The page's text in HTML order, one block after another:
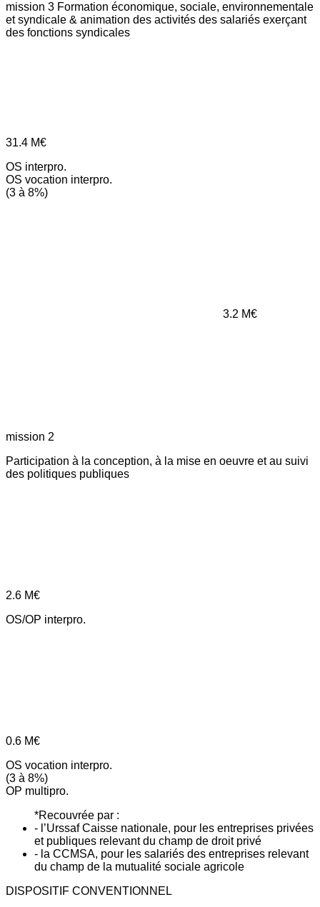
mission 3 Formation économique, sociale, environnementale
et syndicale & animation des activités des salariés exerçant
des fonctions syndicales
31.4 M€
OS interpro.
OS vocation interpro.
(3 à 8%)
3.2 M€
mission 2
Participation à la conception, à la mise en oeuvre et au suivi
des politiques publiques
2.6 M€
OS/OP interpro.
0.6 M€
OS vocation interpro.
(3 à 8%)
OP multipro.
*Recouvrée par :
- l’Urssaf Caisse nationale, pour les entreprises privées
et publiques relevant du champ de droit privé
- la CCMSA, pour les salariés des entreprises relevant
du champ de la mutualité sociale agricole
DISPOSITIF CONVENTIONNEL